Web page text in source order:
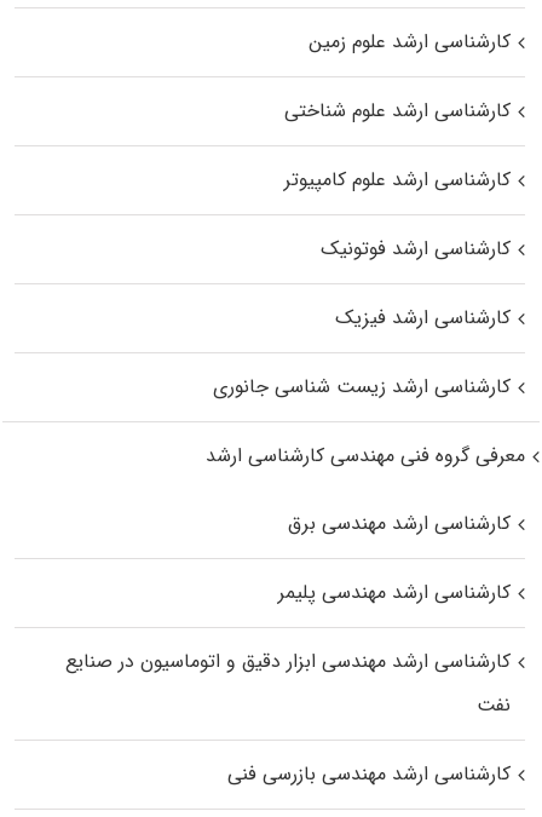
کارشناسی ارشد علوم زمین
کارشناسی ارشد علوم شناختی
کارشناسی ارشد علوم کامپیوتر
کارشناسی ارشد فوتونیک
کارشناسی ارشد فیزیک
کارشناسی ارشد زیست‌ شناسی جانوری
معرفی گروه فنی مهندسی کارشناسی ارشد
کارشناسی ارشد مهندسی برق
کارشناسی ارشد مهندسی پلیمر
کارشناسی ارشد مهندسی ابزار دقیق و اتوماسیون در صنایع
نفت
کارشناسی ارشد مهندسی بازرسی فنی